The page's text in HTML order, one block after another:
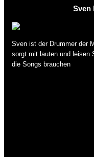
Sven
Sven ist der Drummer der
sorgt mit lauten und leisen
die Songs brauchen